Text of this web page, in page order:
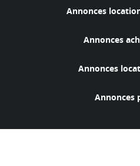
Annonces
Annonces
Annonces
Annonces